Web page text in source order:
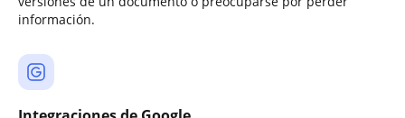
información.